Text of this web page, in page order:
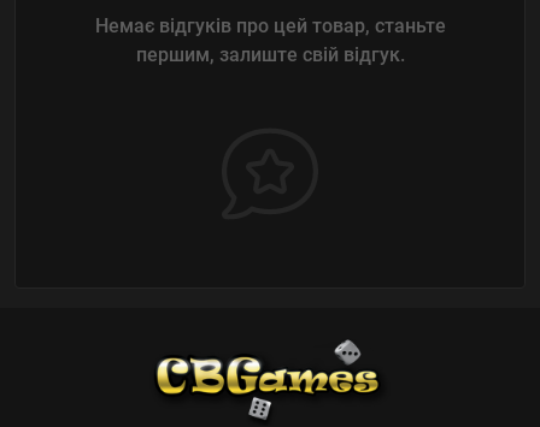
Немає відгуків про цей товар, станьте
першим, залиште свій відгук.